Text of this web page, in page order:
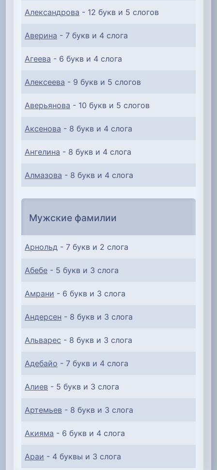
Александрова - 12 букв и 5 слогов
Аверина - 7 букв и 4 слога
Агеева - 6 букв и 4 слога
Алексеева - 9 букв и 5 слогов
Аверьянова - 10 букв и 5 слогов
Аксенова - 8 букв и 4 слога
Ангелина - 8 букв и 4 слога
Алмазова - 8 букв и 4 слога
Мужские фамилии
Арнольд - 7 букв и 2 слога
Абебе - 5 букв и 3 слога
Амрани - 6 букв и 3 слога
Андерсен - 8 букв и 3 слога
Альварес - 8 букв и 3 слога
Адебайо - 7 букв и 4 слога
Алиев - 5 букв и 3 слога
Артемьев - 8 букв и 3 слога
Акияма - 6 букв и 4 слога
Араи - 4 буквы и 3 слога